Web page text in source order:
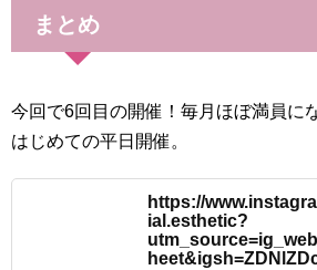
まとめ
今回で6回目の開催！毎月ほぼ満員に
はじめての平日開催。
https://
ial.esthetic?